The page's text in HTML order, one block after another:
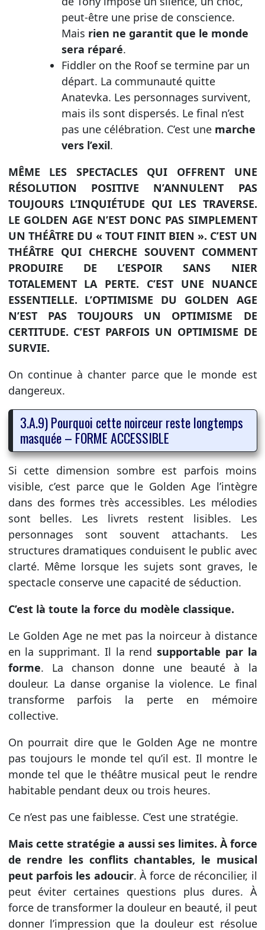
peut-être une prise de conscience.
Mais rien ne garantit que le monde
sera réparé.
Fiddler on the Roof se termine par un
départ. La communauté quitte
Anatevka. Les personnages survivent,
mais ils sont dispersés. Le final n’est
pas une célébration. C’est une marche
vers l’exil.
MÊME LES SPECTACLES QUI OFFRENT UNE
RÉSOLUTION POSITIVE N’ANNULENT PAS
TOUJOURS L’INQUIÉTUDE QUI LES TRAVERSE.
LE GOLDEN AGE N’EST DONC PAS SIMPLEMENT
UN THÉÂTRE DU « TOUT FINIT BIEN ». C’EST UN
THÉÂTRE QUI CHERCHE SOUVENT COMMENT
PRODUIRE DE L’ESPOIR SANS NIER
TOTALEMENT LA PERTE. C’EST UNE NUANCE
ESSENTIELLE. L’OPTIMISME DU GOLDEN AGE
N’EST PAS TOUJOURS UN OPTIMISME DE
CERTITUDE. C’EST PARFOIS UN OPTIMISME DE
SURVIE.
On continue à chanter parce que le monde est
dangereux.
3.A.9) Pourquoi cette noirceur reste longtemps
masquée – FORME ACCESSIBLE
Si cette dimension sombre est parfois moins
visible, c’est parce que le Golden Age l’intègre
dans des formes très accessibles. Les mélodies
sont belles. Les livrets restent lisibles. Les
personnages sont souvent attachants. Les
structures dramatiques conduisent le public avec
clarté. Même lorsque les sujets sont graves, le
spectacle conserve une capacité de séduction.
C’est là toute la force du modèle classique.
Le Golden Age ne met pas la noirceur à distance
en la supprimant. Il la rend supportable par la
forme. La chanson donne une beauté à la
douleur. La danse organise la violence. Le final
transforme parfois la perte en mémoire
collective.
On pourrait dire que le Golden Age ne montre
pas toujours le monde tel qu’il est. Il montre le
monde tel que le théâtre musical peut le rendre
habitable pendant deux ou trois heures.
Ce n’est pas une faiblesse. C’est une stratégie.
Mais cette stratégie a aussi ses limites. À force
de rendre les conflits chantables, le musical
peut parfois les adoucir. À force de réconcilier, il
peut éviter certaines questions plus dures. À
force de transformer la douleur en beauté, il peut
donner l’impression que la douleur est résolue